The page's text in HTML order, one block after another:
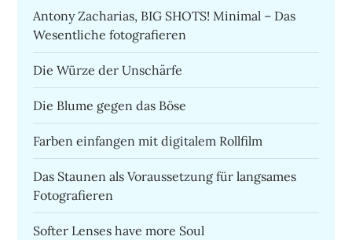
Antony Zacharias, BIG SHOTS! Minimal – Das
Wesentliche fotografieren
Die Würze der Unschärfe
Die Blume gegen das Böse
Farben einfangen mit digitalem Rollfilm
Das Staunen als Voraussetzung für langsames
Fotografieren
Softer Lenses have more Soul